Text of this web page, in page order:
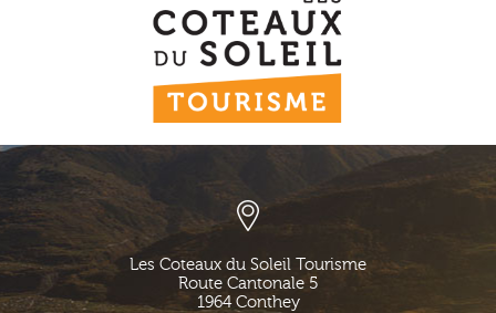
Les Coteaux du Soleil Tourisme
Route Cantonale 5
1964 Conthey